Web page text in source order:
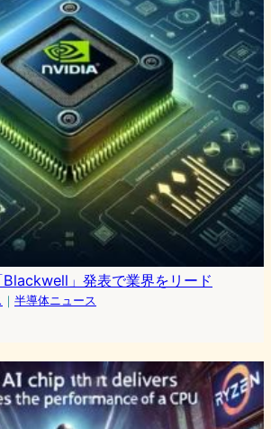
」発表で業界をリード
｜ 半導体ニュース